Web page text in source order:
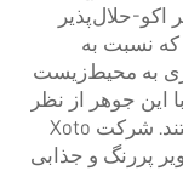
اکو-حلال‌پذیر
نسبت به
به محیط‌زیست
این جوهر از نظر
سلامت افراد و محیط‌زیست ایمن‌تر هستند. شرکت Xoto
پررنگ و جذابی